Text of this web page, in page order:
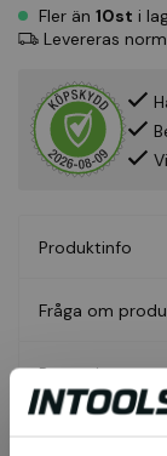
Fler än 10st i
Levereras
Produktinfo
Fråga om
Recensioner